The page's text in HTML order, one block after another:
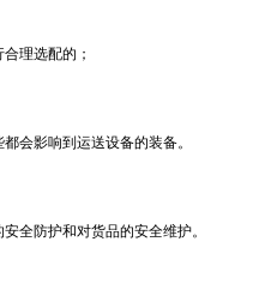
理选配的；
会影响到运送设备的装备。
全防护和对货品的安全维护。